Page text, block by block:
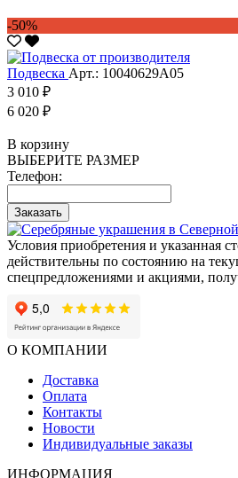
-50%
Подвеска Арт.: 10040629А05
3 010 ₽
6 020 ₽
В корзину
ВЫБЕРИТЕ РАЗМЕР
Телефон:
Заказать
Условия приобретения и указанная
действительны по состоянию на
спецпредложениями и акциями,
О КОМПАНИИ
Доставка
Оплата
Контакты
Новости
Индивидуальные заказы
ИНФОРМАЦИЯ